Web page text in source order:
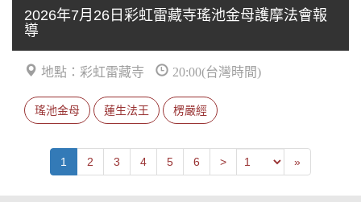
2026年7月26日彩虹雷藏寺瑤池金母護摩法會報
導
地點：彩虹雷藏寺 20:00(台灣時間)
瑤池金母 蓮生法王 楞嚴經
1 2 3 4 5 6 >Previous »Last